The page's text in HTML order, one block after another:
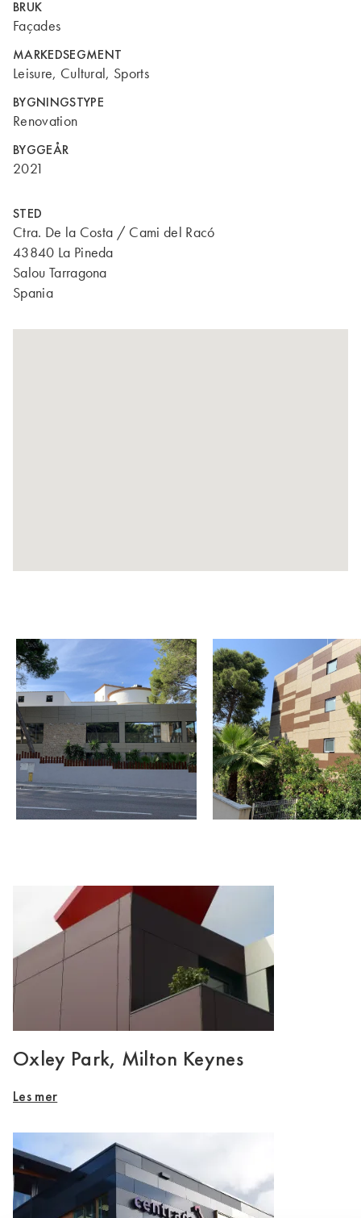
BRUK
Façades
MARKEDSEGMENT
Leisure, Cultural, Sports
BYGNINGSTYPE
Renovation
BYGGEÅR
2021
STED
Ctra. De la Costa / Cami del Racó
43840 La Pineda
Salou Tarragona
Spania
Oxley Park, Milton Keynes
Les mer